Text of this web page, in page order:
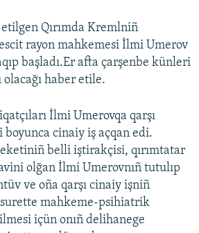
Qırımda Kremlniñ
rayon mahkemesi İlmi Umerov
başladı.Er afta çarşenbe künleri
olacağı haber etile.
İlmi Umerovqa qarşı
cinaiy iş açqan edi.
belli iştirakçisi, qırımtatar
olğan İlmi Umerovnıñ tutulıp
ve oña qarşı cinaiy işniñ
surette mahkeme-psihiatrik
içün onıñ delihanege